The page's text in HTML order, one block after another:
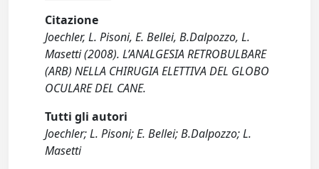
Citazione
Joechler, L. Pisoni, E. Bellei, B.Dalpozzo, L.
Masetti (2008). L’ANALGESIA RETROBULBARE
(ARB) NELLA CHIRUGIA ELETTIVA DEL GLOBO
OCULARE DEL CANE.
Tutti gli autori
Joechler; L. Pisoni; E. Bellei; B.Dalpozzo; L.
Masetti